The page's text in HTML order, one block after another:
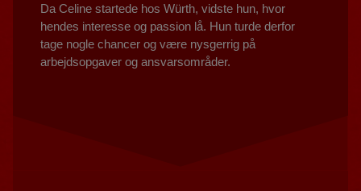
Da Celine startede hos Würth, vidste hun, hvor
hendes interesse og passion lå. Hun turde derfor
tage nogle chancer og være nysgerrig på
arbejdsopgaver og ansvarsområder.